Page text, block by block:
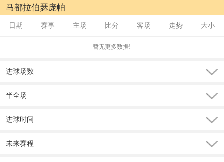
马都拉伯瑟庞帕
日期 赛事 主场 比分 客场 走势 大小
暂无更多数据!
进球场数
半全场
进球时间
未来赛程